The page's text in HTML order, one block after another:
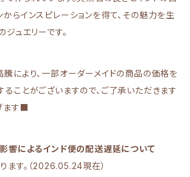
らインスピレーションを得て、その魅力を生
ジュエリーです。
により、一部オーダーメイドの商品の価格を
ことがございますので、ご了承いただきます
ます■
影響によるインド便の配送遅延について
ます。（2026.05.24現在）